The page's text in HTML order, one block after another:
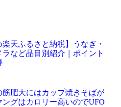
楽天ふるさと納税】うなぎ・
など品目別紹介｜ポイント
筋肥大にはカップ焼きそばが
ングはカロリー高いのでUFO